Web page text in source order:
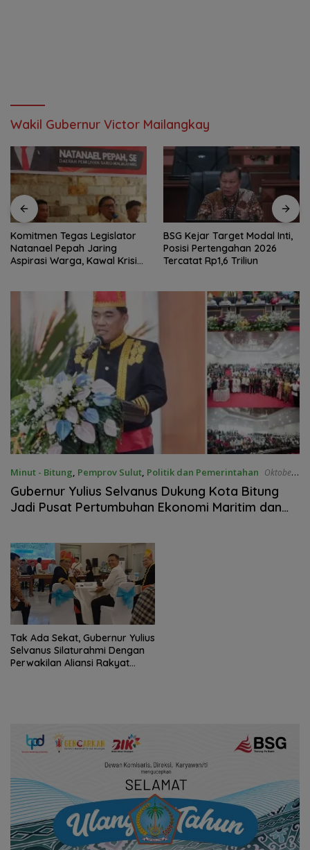
Wakil Gubernur Victor Mailangkay
Komitmen Tegas Legislator
Natanael Pepah Jaring
Aspirasi Warga, Kawal Krisis
BSG Kejar Target Modal Inti,
Posisi Pertengahan 2026
Tercatat Rp1,6 Triliun
Minut - Bitung, Pemprov Sulut, Politik dan Pemerintahan Oktober
13, 2025
Gubernur Yulius Selvanus Dukung Kota Bitung
Jadi Pusat Pertumbuhan Ekonomi Maritim dan
Tak Ada Sekat, Gubernur Yulius
Selvanus Silaturahmi Dengan
Perwakilan Aliansi Rakyat